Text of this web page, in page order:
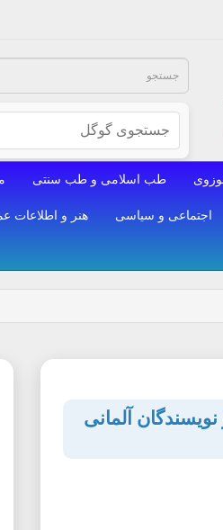
طب اسلامی و طب سنتی
اجتماعی و سیاسی هنر و اطلاعات
آلمانی